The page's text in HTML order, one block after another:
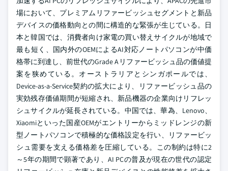
場において、プレミアムリファービッシュセグメントと新品
デバイスの価格動向との間に構造的な緊張が生じている。日
本と韓国では、消費者向け家電の買い替えサイクルが地域で
最も短く、国内外のOEMによるAI対応ノートパソコンが中価
格帯に到達し、前世代のGrade Aリファービッシュ品の価値提
案を狭めている。オーストラリアとシンガポールでは、
Device-as-a-Service契約の拡大により、リファービッシュ品の
実効残存価値期間が短縮され、新品機器の企業向けリフレッ
シュサイクルが延長されている。中国では、華為、Lenovo、
Xiaomiといった国産OEMがエントリーからミッドレンジの新
型ノートパソコンで積極的な価格設定を行い、リファービッ
シュ需要を支える価格差を圧縮している。この制約は特に2
～5年の期間で顕著であり、AI PCの普及が現在の世代の認定